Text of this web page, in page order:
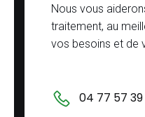
Nous vous
traitement, au
vos besoins et de
04 77 57